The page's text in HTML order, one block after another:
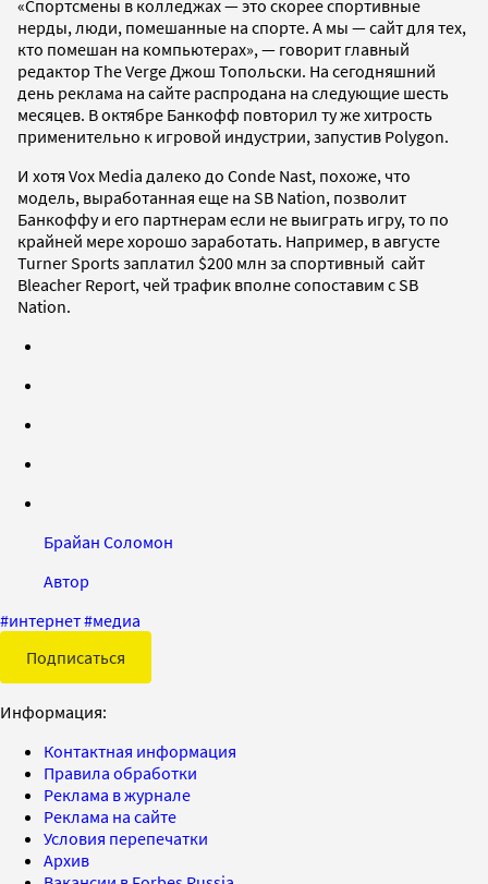
«Спортсмены в колледжах — это скорее спортивные
нерды, люди, помешанные на спорте. А мы — сайт для тех,
кто помешан на компьютерах», — говорит главный
редактор The Verge Джош Топольски. На сегодняшний
день реклама на сайте распродана на следующие шесть
месяцев. В октябре Банкофф повторил ту же хитрость
применительно к игровой индустрии, запустив Polygon.
И хотя Vox Media далеко до Conde Nast, похоже, что
модель, выработанная еще на SB Nation, позволит
Банкоффу и его партнерам если не выиграть игру, то по
крайней мере хорошо заработать. Например, в августе
Turner Sports заплатил $200 млн за спортивный сайт
Bleacher Report, чей трафик вполне сопоставим с SB
Nation.
Брайан Соломон
Автор
#интернет#медиа
Подписаться
Информация:
Контактная информация
Правила обработки
Реклама в журнале
Реклама на сайте
Условия перепечатки
Архив